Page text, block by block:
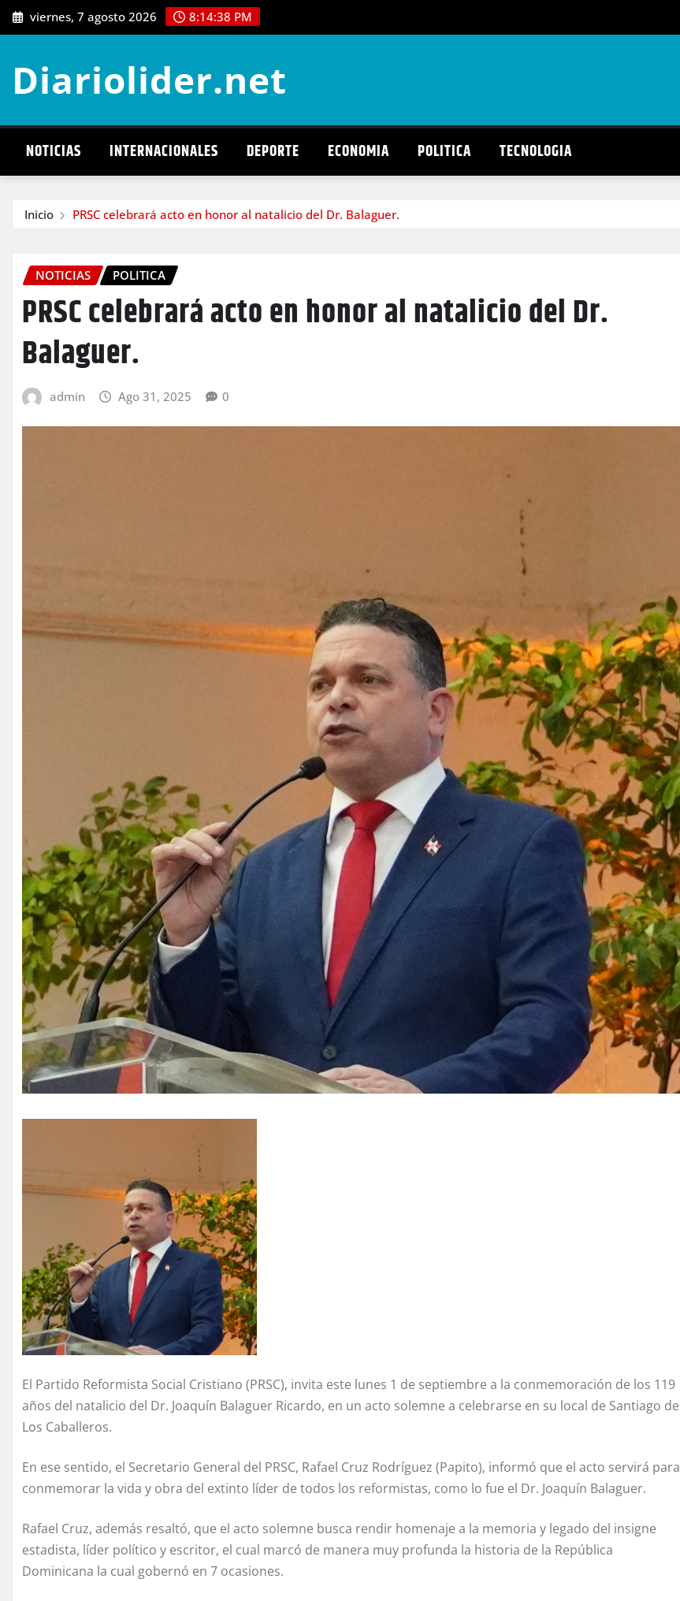
Saltar
al
viernes, 7 agosto 2026 8:14:40 PM
Diariolider.net
NOTICIAS INTERNACIONALES DEPORTE ECONOMIA POLITICA TECNOLOGIA
Inicio PRSC celebrará acto en honor al natalicio del Dr. Balaguer.
NOTICIAS POLITICA
PRSC celebrará acto en honor al natalicio del Dr.
Balaguer.
admin Ago 31, 2025 0
El Partido Reformista Social Cristiano (PRSC), invita este lunes 1 de septiembre a la conmemoración de los 119
años del natalicio del Dr. Joaquín Balaguer Ricardo, en un acto solemne a celebrarse en su local de Santiago de
Los Caballeros.
En ese sentido, el Secretario General del PRSC, Rafael Cruz Rodríguez (Papito), informó que el acto servirá para
conmemorar la vida y obra del extinto líder de todos los reformistas, como lo fue el Dr. Joaquín Balaguer.
Rafael Cruz, además resaltó, que el acto solemne busca rendir homenaje a la memoria y legado del insigne
estadista, líder político y escritor, el cual marcó de manera muy profunda la historia de la República
Dominicana la cual gobernó en 7 ocasiones.